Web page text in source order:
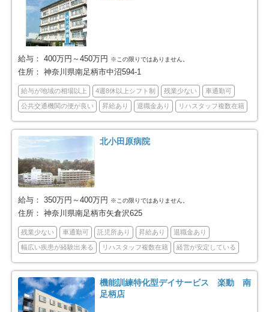
横浜市泉区 54
川崎市中原区 71 川崎市高津区 65
川崎市多摩区 川崎市宮前区
川崎市麻生区 50
相模原市緑区 27 相模原市中央区
相模原市南区 86 横須賀市 77
藤沢市 118 小田原市
給与： 400万円～450万円 ※この限りではありません。
住所： 神奈川県南足柄市中沼594-1
給与が地域の相場以上 4週8休以上シフト制 残業少ない 車通勤可
公共交通機関の便が良い 昇給あり 退職金あり リハスタッフ複数在籍
北小田原病院
給与： 350万円～400万円 ※この限りではありません。
住所： 神奈川県南足柄市矢倉沢625
残業少ない 車通勤可 託児所あり 昇給あり 退職金あり
幅広い疾患が経験出来る リハスタッフ複数在籍 経営が安定している
機能訓練特化型デイサービス 楽動 南
足柄店